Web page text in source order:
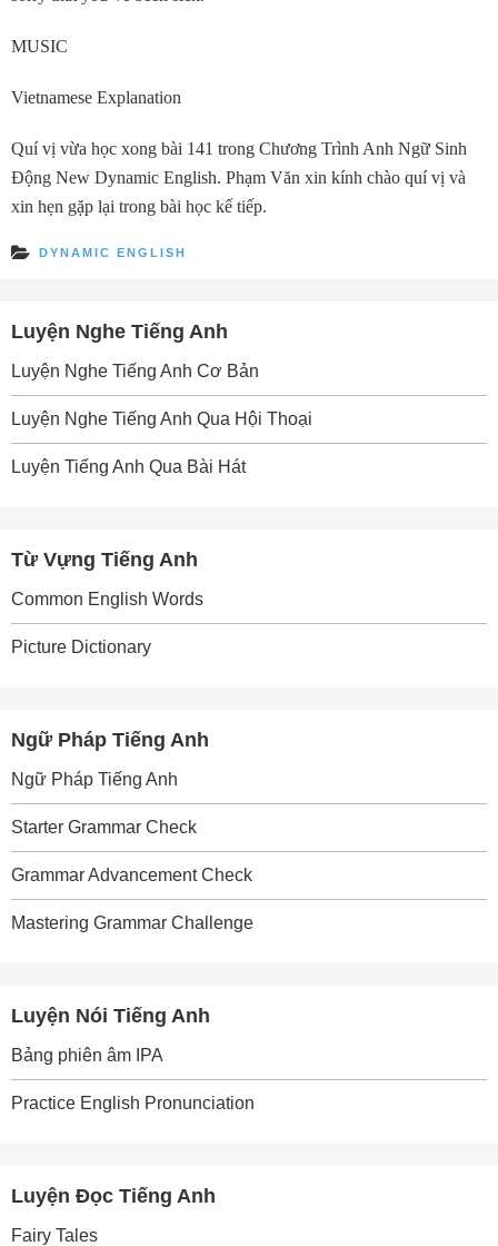
MUSIC
Vietnamese Explanation
Quí vị vừa học xong bài 141 trong Chương Trình Anh Ngữ Sinh
Ðộng New Dynamic English. Phạm Văn xin kính chào quí vị và
xin hẹn gặp lại trong bài học kế tiếp.
DYNAMIC ENGLISH
Luyện Nghe Tiếng Anh
Luyện Nghe Tiếng Anh Cơ Bản
Luyện Nghe Tiếng Anh Qua Hội Thoại
Luyện Tiếng Anh Qua Bài Hát
Từ Vựng Tiếng Anh
Common English Words
Picture Dictionary
Ngữ Pháp Tiếng Anh
Ngữ Pháp Tiếng Anh
Starter Grammar Check
Grammar Advancement Check
Mastering Grammar Challenge
Luyện Nói Tiếng Anh
Bảng phiên âm IPA
Practice English Pronunciation
Luyện Đọc Tiếng Anh
Fairy Tales